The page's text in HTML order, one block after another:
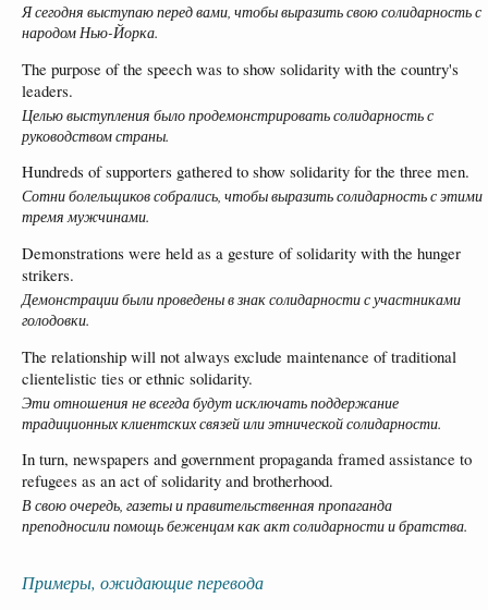
Я сегодня выступаю перед вами, чтобы выразить свою солидарность с
народом Нью-Йорка.
The purpose of the speech was to show solidarity with the country's
leaders.
Целью выступления было продемонстрировать солидарность с
руководством страны.
Hundreds of supporters gathered to show solidarity for the three men.
Сотни болельщиков собрались, чтобы выразить солидарность с этими
тремя мужчинами.
Demonstrations were held as a gesture of solidarity with the hunger
strikers.
Демонстрации были проведены в знак солидарности с участниками
голодовки.
The relationship will not always exclude maintenance of traditional
clientelistic ties or ethnic solidarity.
Эти отношения не всегда будут исключать поддержание
традиционных клиентских связей или этнической солидарности.
In turn, newspapers and government propaganda framed assistance to
refugees as an act of solidarity and brotherhood.
В свою очередь, газеты и правительственная пропаганда
преподносили помощь беженцам как акт солидарности и братства.
Примеры, ожидающие перевода